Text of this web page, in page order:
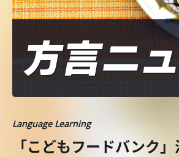
Language Learning
「こどもフードバンク